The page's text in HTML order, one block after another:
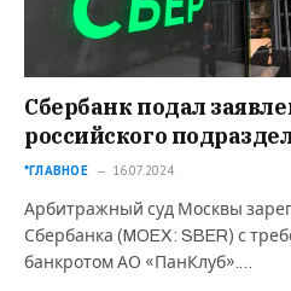
Сбербанк подал
российского
*ГЛАВНОЕ 16.07.2024
Арбитражный суд Москвы
Сбербанка (MOEX: SBER) с
банкротом АО «ПанКлуб».…